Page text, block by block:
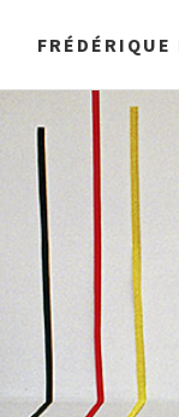
FRÉDÉRIQUE